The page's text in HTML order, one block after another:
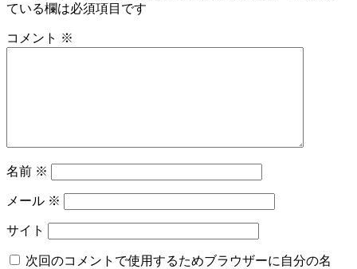
ている欄は必須項目です
コメント ※
名前 ※
メール ※
サイト
次回のコメントで使用するためブラウザーに自分の名